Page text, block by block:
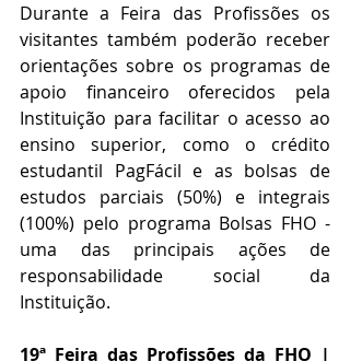
Durante a Feira das Profissões os
visitantes também poderão receber
orientações sobre os programas de
apoio financeiro oferecidos pela
Instituição para facilitar o acesso ao
ensino superior, como o crédito
estudantil PagFácil e as bolsas de
estudos parciais (50%) e integrais
(100%) pelo programa Bolsas FHO -
uma das principais ações de
responsabilidade social da
Instituição.
19ª Feira das Profissões da FHO |